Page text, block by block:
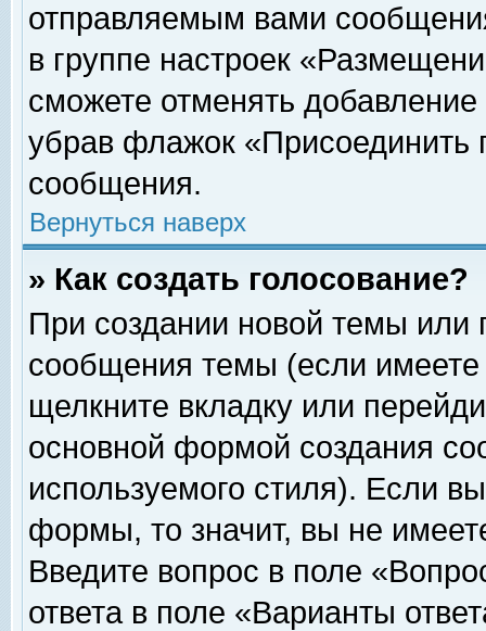
отправляемым вами
в группе настроек
сможете отменять
убрав флажок «Присоединить
сообщения.
Вернуться наверх
» Как создать голосование?
При создании новой темы или
сообщения темы (если
щелкните вкладку или
основной формой создания
используемого стиля). Если
формы, то значит, вы не
Введите вопрос в поле
ответа в поле «Варианты